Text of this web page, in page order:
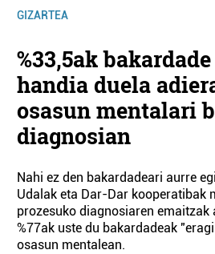
GIZARTEA
%33,5ak
handia duela
osasun mentalari
diagnosian
Nahi ez den bakardadeari aurre
Udalak eta Dar-Dar kooperatibak
prozesuko diagnosiaren emaitzak
%77ak uste du bakardadeak
osasun mentalean.